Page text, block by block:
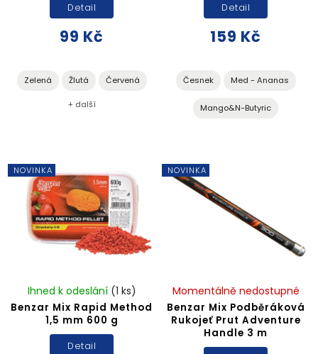
99 Kč
Detail
Zelená Žlutá Červená
+ další
159 Kč
Detail
Česnek Med - Ananas
Mango&N-Butyric
NOVINKA
Benzar Mix Rapid Method
1,5 mm 600 g
Ihned k odeslání (1 ks)
Detail
NOVINKA
Benzar Mix Podběráková
Rukojeť Prut Adventure
Handle 3 m
Momentálně nedostupné